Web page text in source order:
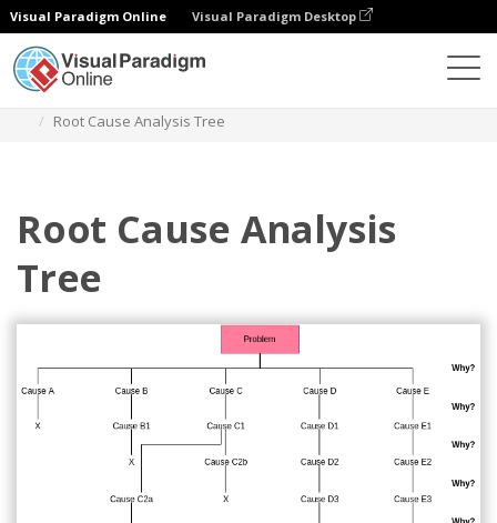
Visual Paradigm Online Visual Paradigm Desktop
Root Cause Analysis Tree
Root Cause Analysis
Tree